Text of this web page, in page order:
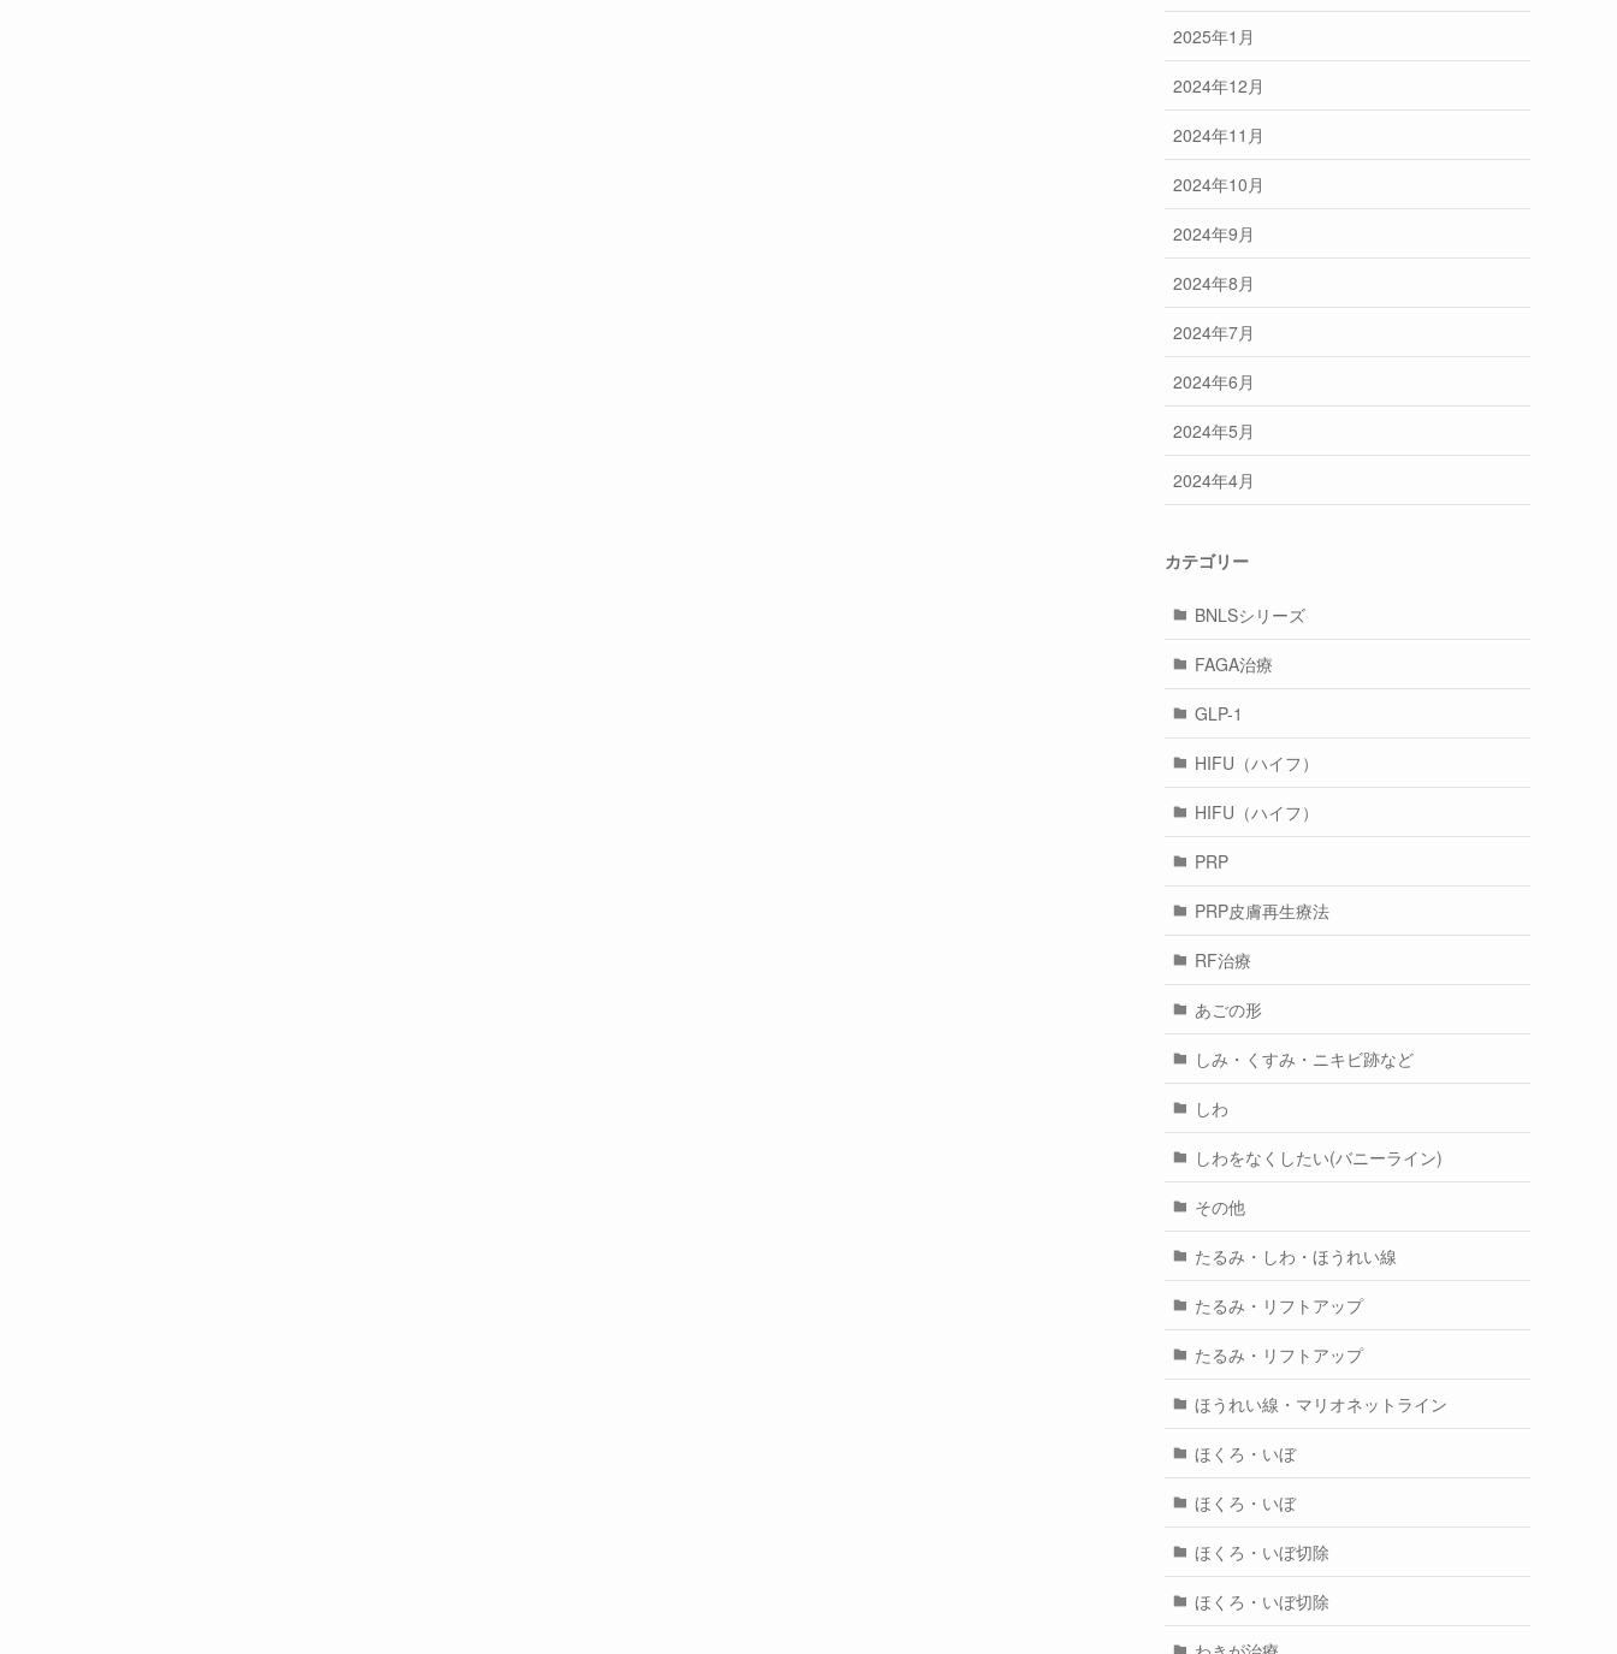
2025年1月
2024年12月
2024年11月
2024年10月
2024年9月
2024年8月
2024年7月
2024年6月
2024年5月
2024年4月
カテゴリー
BNLSシリーズ
FAGA治療
GLP-1
HIFU（ハイフ）
HIFU（ハイフ）
PRP
PRP皮膚再生療法
RF治療
あごの形
しみ・くすみ・ニキビ跡など
しわ
しわをなくしたい(バニーライン)
その他
たるみ・しわ・ほうれい線
たるみ・リフトアップ
たるみ・リフトアップ
ほうれい線・マリオネットライン
ほくろ・いぼ
ほくろ・いぼ
ほくろ・いぼ切除
ほくろ・いぼ切除